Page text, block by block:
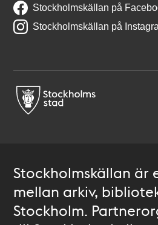
Stockholmskällan på
Stockholmskällan på
Stockholmskällan är
mellan arkiv,
Stockholm.